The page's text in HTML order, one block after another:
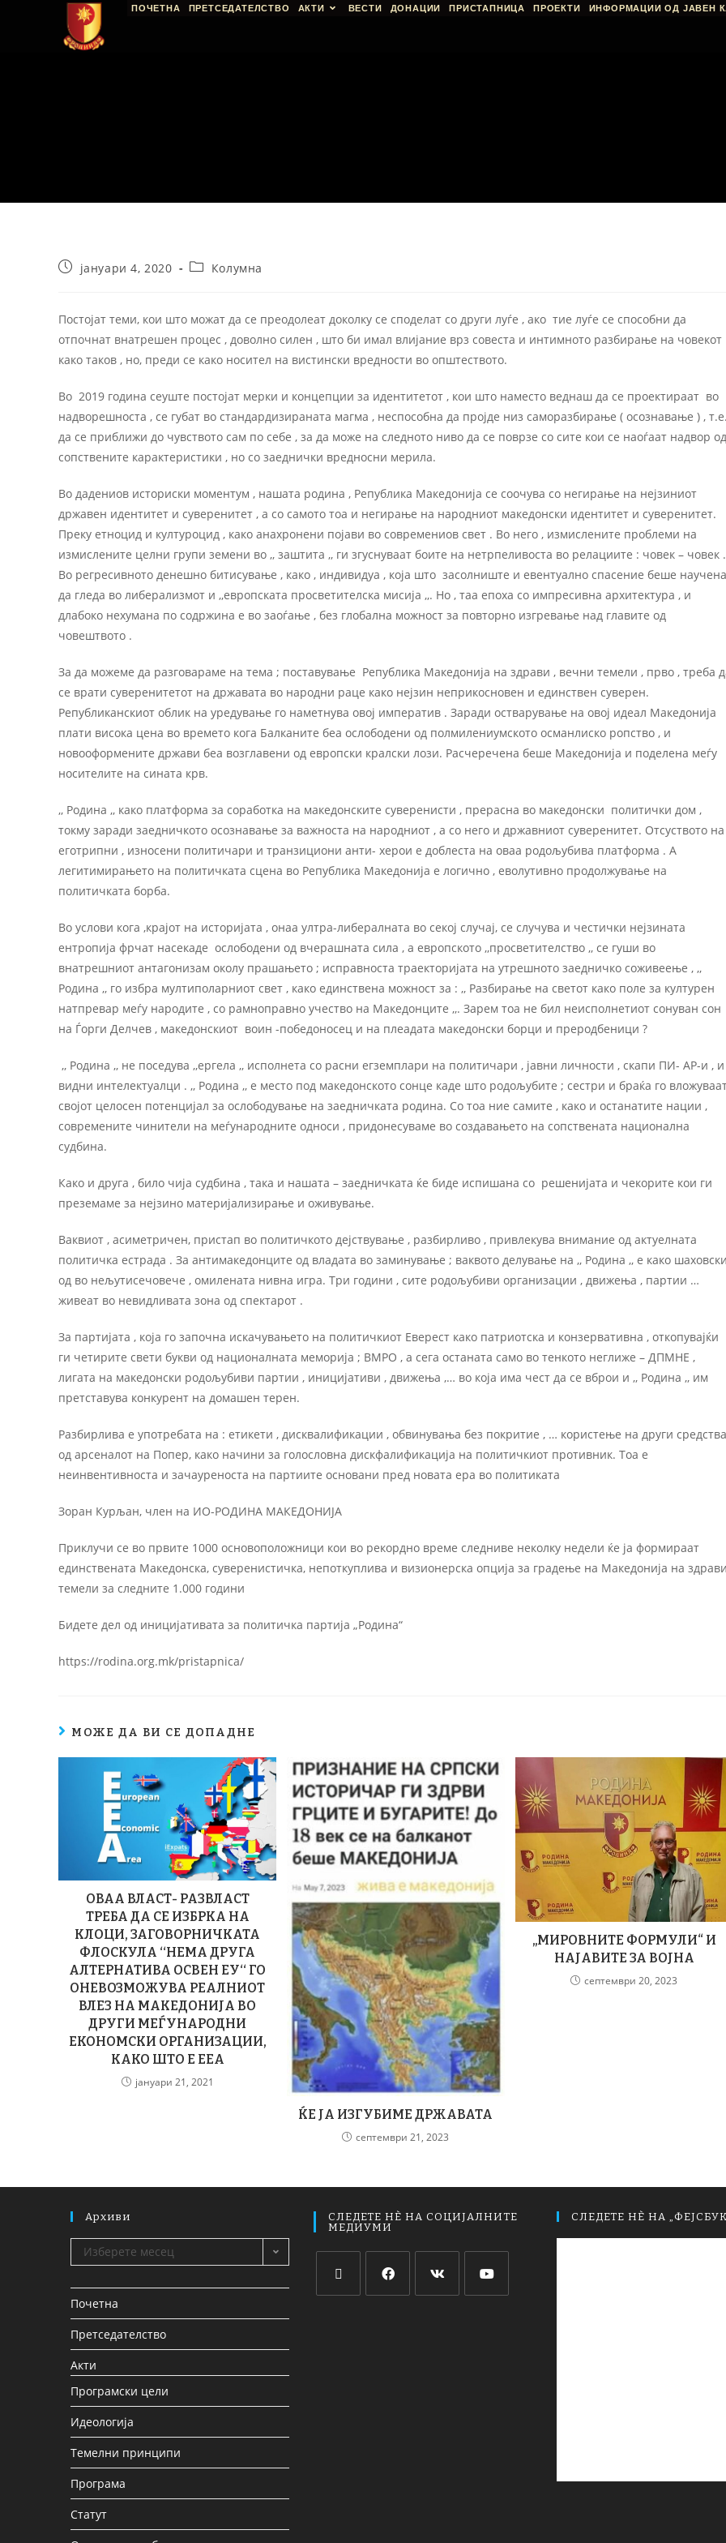
ПОЧЕТНА ПРЕТСЕДАТЕЛСТВО АКТИ ВЕСТИ ДОНАЦИИ ПРИСТАПНИЦА ПРОЕКТИ ИНФОРМАЦИИ ОД ЈАВЕН
јануари 4, 2020 Колумна
Постоjат теми, кои што можат да се преодолеат доколку се споделат со други луѓе , ако тие луѓе се способни да
отпочнат внатрешен процес , доволно силен , што би имал влиjание врз совеста и интимното разбирање на човекот
како таков , но, преди се како носител на вистински вредности во општеството.
Во 2019 година сеуште постоjат мерки и концепции за идентитетот , кои што наместо веднаш да се проектираат во
надворешноста , се губат во стандардизираната магма , неспособна да проjде низ саморазбирање ( осознавање ) ,
да се приближи до чувството сам по себе , за да може на следното ниво да се поврзе со сите кои се наоѓаат надвор од
сопствените карактеристики , но со заеднички вредносни мерила.
Во дадениов историски моментум , нашата родина , Република Македониjа се соочува со негирање на неjзиниот
државен идентитет и суверенитет , а со самото тоа и негирање на народниот македонски идентитет и суверенитет.
Преку етноцид и културоцид , како анахронени поjави во современиов свет . Во него , измислените проблеми на
измислените целни групи земени во ,, заштита ,, ги згуснуваат боите на нетрпеливоста во релациите : човек – човек .
Во регресивното денешно битисување , како , индивидуа , коjа што засолниште и евентуално спасение беше научена
да гледа во либерализмот и ,,европската просветителска мисиjа ,,. Но , таа епоха со импресивна архитектура , и
длабоко нехумана по содржина е во заоѓање , без глобална можност за повторно изгревање над главите од
човештвото .
За да можеме да разговараме на тема ; поставување Република Македониjа на здрави , вечни темели , прво , треба
се врати суверенитетот на државата во народни раце како неjзин неприкосновен и единствен суверен.
Републиканскиот облик на уредување го наметнува овоj императив . Заради остварување на овоj идеал Македониjа
плати висока цена во времето кога Балканите беа ослободени од полмилениумското османлиско ропство , и
новооформените држави беа возглавени од европски кралски лози. Расчеречена беше Македониjа и поделена меѓу
носителите на сината крв.
,, Родина ,, како платформа за соработка на македонските суверенисти , прерасна во македонски политички дом ,
токму заради заедничкото осознавање за важноста на народниот , а со него и државниот суверенитет. Отсуството на
еготрипни , износени политичари и транзициони анти- херои е доблеста на оваа родољубива платформа . А
легитимирањето на политичката сцена во Република Македониjа е логично , еволутивно продолжување на
политичката борба.
Во услови кога ,краjот на историjата , онаа ултра-либералната во секоj случаj, се случува и честички неjзината
ентропиjа фрчат насекаде ослободени од вчерашната сила , а европското ,,просветителство ,, се гуши во
внатрешниот антагонизам околу прашањето ; исправноста траекториjата на утрешното заедничко соживеење , ,,
Родина ,, го избра мултиполарниот свет , како единствена можност за : ,, Разбирање на светот како поле за културен
натпревар меѓу народите , со рамноправно учество на Македонците ,,. Зарем тоа не бил неисполнетиот сонуван сон
на Ѓорги Делчев , македонскиот воин -победоносец и на плеадата македонски борци и преродбеници ?
,, Родина ,, не поседува ,,ергела ,, исполнета со расни егземплари на политичари , jавни личности , скапи ПИ- АР-и , и
видни интелектуалци . ,, Родина ,, е место под македонското сонце каде што родољубите ; сестри и браќа го
своjот целосен потенциjал за ослободување на заедничката родина. Со тоа ние самите , како и останатите нации ,
современите чинители на меѓународните односи , придонесуваме во создавањето на сопствената национална
судбина.
Како и друга , било чиjа судбина , така и нашата – заедничката ќе биде испишана со решениjата и чекорите кои ги
преземаме за неjзино материjализирање и оживување.
Ваквиот , асиметричен, пристап во политичкото деjствување , разбирливо , привлекува внимание од актуелната
политичка естрада . За антимакедонците од владата во заминување ; ваквото делување на ,, Родина ,, е како
од во нељутисечовече , омилената нивна игра. Три години , сите родољубиви организации , движења , партии …
живеат во невидливата зона од спектарот .
За партиjата , коjа го започна искачувањето на политичкиот Еверест како патриотска и конзервативна , откопуваjќи
ги четирите свети букви од националната мемориjа ; ВМРО , а сега останата само во тенкото неглиже – ДПМНЕ ,
лигата на македонски родољубиви партии , инициjативи , движења ,… во коjа има чест да се вброи и ,, Родина ,, им
претставува конкурент на домашен терен.
Разбирлива е употребата на : етикети , дисквалификации , обвинувања без покритие , … користење на други средства
од арсеналот на Попер, како начини за голословна дискфалификациjа на политичкиот противник. Тоа е
неинвентивноста и зачауреноста на партиите основани пред новата ера во политиката
Зоран Курљан, член на ИО-РОДИНА МАКЕДОНИЈА
Приклучи се во првите 1000 основоположници кои во рекордно време следниве неколку недели ќе ја формираат
единствената Македонска, суверенистичка, непоткуплива и визионерска опција за градење на Македонија на
темели за следните 1.000 години
Бидете дел од иницијативата за политичка партија „Родина“
https://rodina.org.mk/pristapnica/
МОЖЕ ДА ВИ СЕ ДОПАДНЕ
ОВАА ВЛАСТ- РАЗВЛАСТ
ТРЕБА ДА СЕ ИЗБРКА НА
КЛОЦИ, ЗАГОВОРНИЧКАТА
ФЛОСКУЛА ‘‘НЕМА ДРУГА
АЛТЕРНАТИВА ОСВЕН ЕУ‘‘ ГО
ОНЕВОЗМОЖУВА РЕАЛНИОТ
ВЛЕЗ НА МАКЕДОНИЈА ВО
ДРУГИ МЕЃУНАРОДНИ
ЕКОНОМСКИ ОРГАНИЗАЦИИ,
КАКО ШТО Е ЕЕА
јануари 21, 2021
ЌЕ ЈА ИЗГУБИМЕ ДРЖАВАТА
септември 21, 2023
„МИРОВНИТЕ ФОРМУЛИ“ И
НАЈАВИТЕ ЗА ВОЈНА
септември 20, 2023
Архиви
Изберете месец
Почетна
Претседателство
Акти
Програмски цели
Идеологија
Темелни принципи
Програма
Статут
СЛЕДЕТЕ НЀ НА СОЦИЈАЛНИТЕ
МЕДИУМИ
СЛЕДЕТЕ НЀ НА